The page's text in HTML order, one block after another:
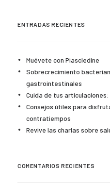
ENTRADAS RECIENTES
Muévete con Piascledine
Sobrecrecimiento
gastrointestinales
Cuida de tus
Consejos útiles para
contratiempos
Revive las charlas sobre
COMENTARIOS RECIENTES